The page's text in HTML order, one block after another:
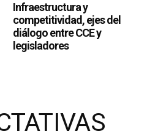
Infraestructura y
competitividad, ejes del
diálogo entre CCE y
legisladores